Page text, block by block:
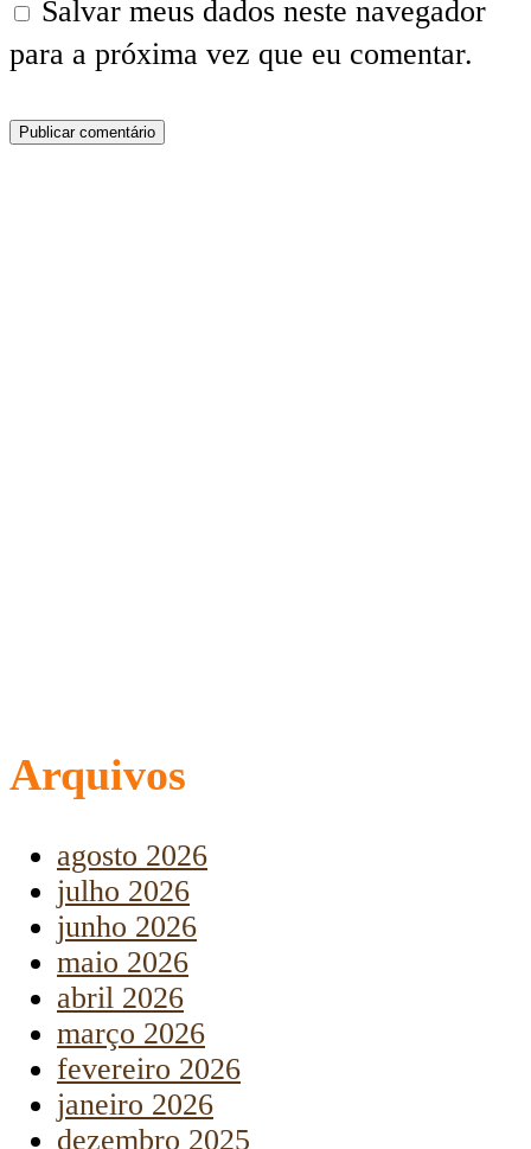
Salvar meus dados neste navegador
para a próxima vez que eu comentar.
Arquivos
agosto 2026
julho 2026
junho 2026
maio 2026
abril 2026
março 2026
fevereiro 2026
janeiro 2026
dezembro 2025